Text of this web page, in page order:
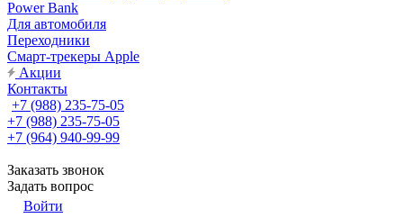
Power Bank
Для автомобиля
Переходники
Смарт-трекеры Apple
Акции
Контакты
+7 (988) 235-75-05
+7 (988) 235-75-05
+7 (964) 940-99-99
Заказать звонок
Задать вопрос
Войти